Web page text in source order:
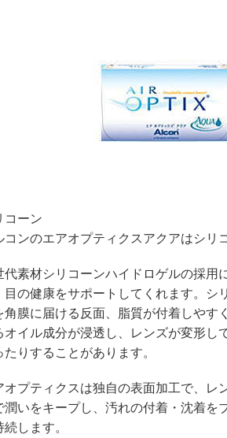
コーン
コンのエアオプティクスアクアはシリ
代素材シリコーンハイドロゲルの採用
目の健康をサポートしてくれます。シ
角膜に届ける反面、脂質が付着しやす
オイル成分が浸透し、レンズが変形し
たりすることがあります。
オプティクスは独自の表面加工で、レ
潤いをキープし、汚れの付着・沈着を
続します。